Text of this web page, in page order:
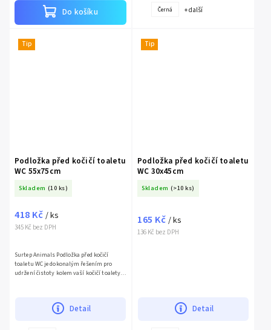
Do košíku Černá + další
Tip
Podložka před kočičí toaletu
WC 55x75cm
Skladem (10 ks)
345 Kč bez DPH
418 Kč / ks
Detail
Surtep Animals Podložka před kočičí
toaletu WC je dokonalým řešením pro
udržení čistoty kolem vaší kočičí toalety.
Tip
Podložka před kočičí toaletu
WC 30x45cm
Skladem (>10 ks)
136 Kč bez DPH
165 Kč / ks
Detail